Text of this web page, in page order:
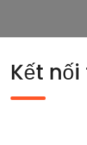
Kết